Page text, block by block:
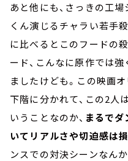
あと他にも、さっきの工
くん演じるチャラい若手
に比べるとこのフードの殺
ード、こんなに原作では強
ましたけども。この映画
下階に分かれて、この2人
いうことなのか、 まるでダ
いてリアルさや切迫感は損
ンスでの対決シーンなん